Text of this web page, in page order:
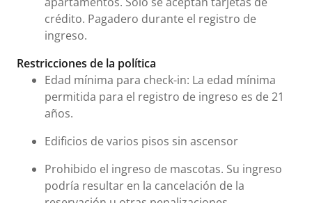
crédito. Pagadero durante el registro de
ingreso.
Restricciones de la política
Edad mínima para check-in: La edad mínima
permitida para el registro de ingreso es de 21
años.
Edificios de varios pisos sin ascensor
Prohibido el ingreso de mascotas. Su ingreso
podría resultar en la cancelación de la